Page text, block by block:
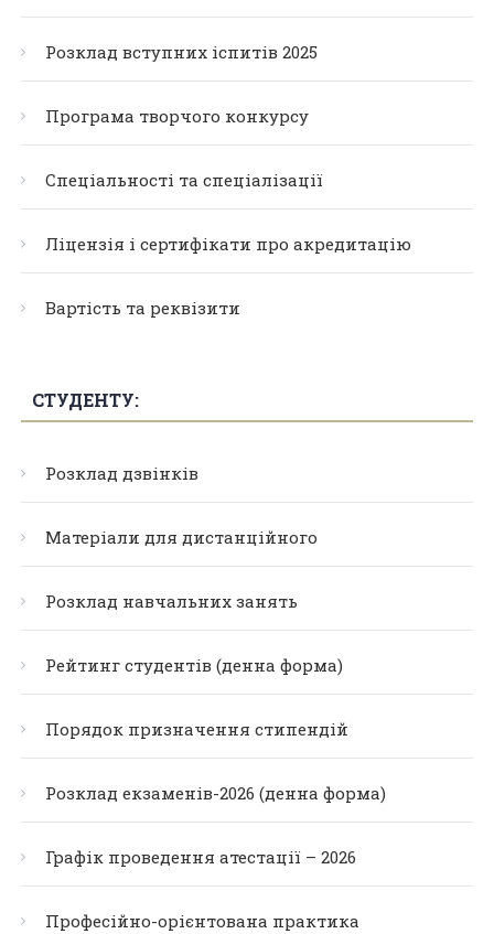
Розклад вступних іспитів 2025
Програма творчого конкурсу
Спеціальності та спеціалізації
Ліцензія і сертифікати про акредитацію
Вартість та реквізити
СТУДЕНТУ:
Розклад дзвінків
Матеріали для дистанційного
Розклад навчальних занять
Рейтинг студентів (денна форма)
Порядок призначення стипендій
Розклад екзаменів-2026 (денна форма)
Графік проведення атестації – 2026
Професійно-орієнтована практика